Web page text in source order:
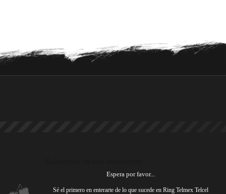
Espera por favor...
Sé el primero en enterarte de lo que sucede en Ring Telmex Telcel